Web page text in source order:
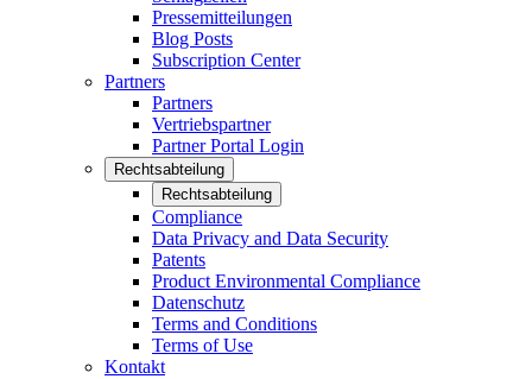
Pressemitteilungen
Blog Posts
Subscription Center
Partners
Partners
Vertriebspartner
Partner Portal Login
Rechtsabteilung
Rechtsabteilung
Compliance
Data Privacy and Data Security
Patents
Product Environmental Compliance
Datenschutz
Terms and Conditions
Terms of Use
Kontakt